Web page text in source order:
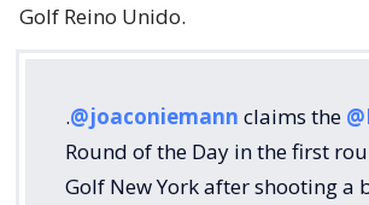
Golf Reino Unido.
.@joaconiemann claims the
Round of the Day in the first
Golf New York after shooting a